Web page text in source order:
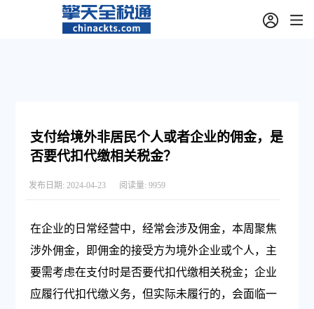
支付给境外非居民个人或者企业的佣金，是
否要代扣代缴相关税金？
发布日期: 2024-04-23 阅读量: 9959
在企业的日常经营中，经常会涉及佣金，本周聚焦
涉外佣金，即佣金的接受方为境外企业或个人，主
要需考虑在支付时是否要代扣代缴相关税金；企业
应履行代扣代缴义务，但实际未履行的，会面临一